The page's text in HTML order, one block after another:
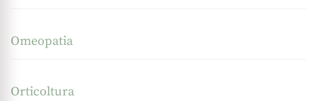
Omeopatia
Orticoltura